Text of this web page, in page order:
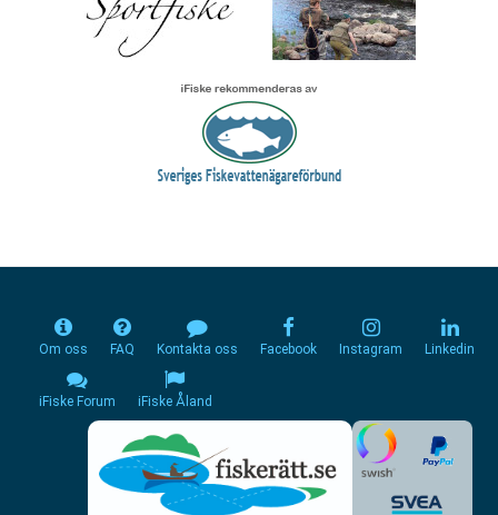
Om oss FAQ Kontakta oss Facebook Instagram Linkedin
iFiske Forum iFiske Åland